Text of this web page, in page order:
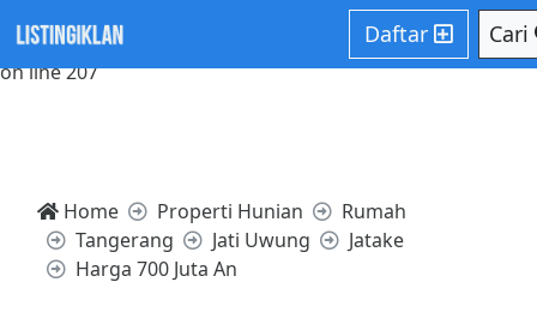
Notice: Trying to access array offset on value of type null in
/home/websiteden/public_html/listingiklan.com/core/
on line 207
Daftar Cari
Home Properti Hunian
Rumah
Tangerang
Jati Uwung
Jatake
Harga 700 Juta An